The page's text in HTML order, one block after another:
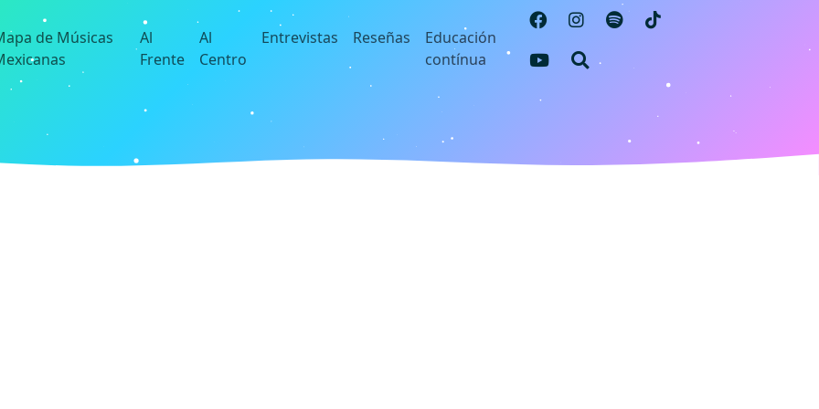
de Músicas
Al
Frente
Al
Centro
Entrevistas Reseñas
Educación
contínua